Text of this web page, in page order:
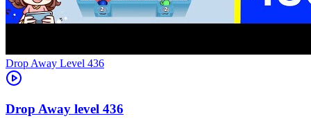
Level 436
436